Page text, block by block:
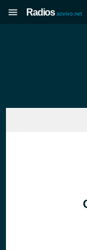
Radios aovivo.net